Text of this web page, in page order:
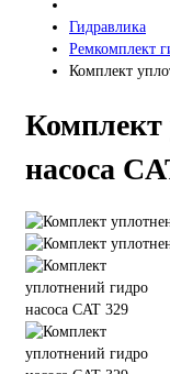
Гидравлика
Ремкомплект
Комплект
Комплект
насоса